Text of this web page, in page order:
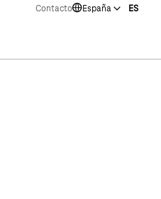
Contacto España ES